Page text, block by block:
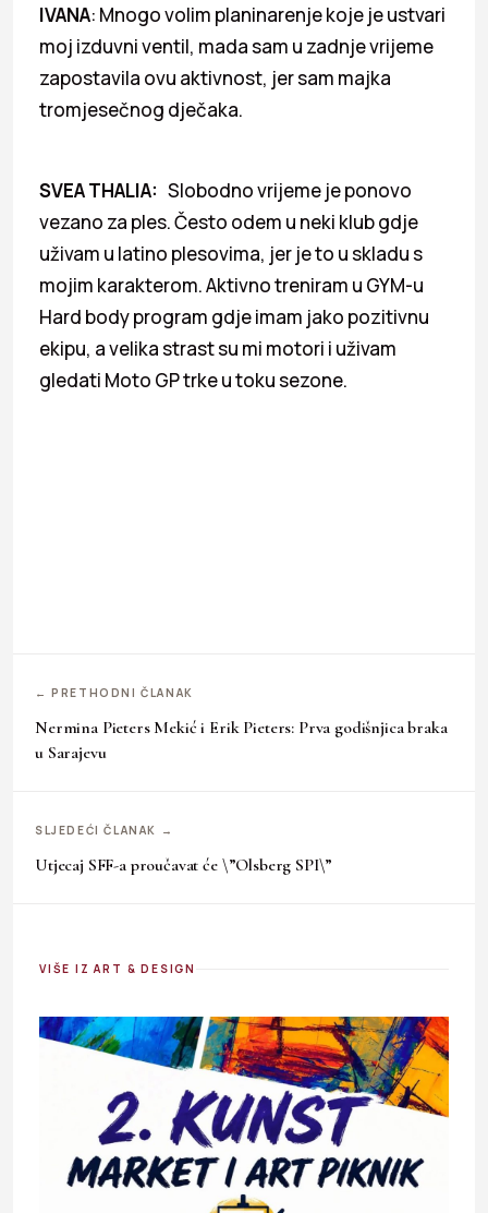
IVANA: Mnogo volim planinarenje koje je ustvari
moj izduvni ventil, mada sam u zadnje vrijeme
zapostavila ovu aktivnost, jer sam majka
tromjesečnog dječaka.
SVEA THALIA: Slobodno vrijeme je ponovo
vezano za ples. Često odem u neki klub gdje
uživam u latino plesovima, jer je to u skladu s
mojim karakterom. Aktivno treniram u GYM-u
Hard body program gdje imam jako pozitivnu
ekipu, a velika strast su mi motori i uživam
gledati Moto GP trke u toku sezone.
← PRETHODNI ČLANAK
Nermina Pieters Mekić i Erik Pieters: Prva godišnjica braka
u Sarajevu
SLJEDEĆI ČLANAK →
Utjecaj SFF-a proučavat će \”Olsberg SPI\”
VIŠE IZ ART & DESIGN